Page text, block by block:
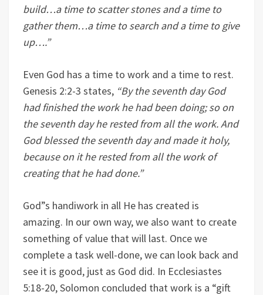
build…a time to scatter stones and a time to
gather them…a time to search and a time to give
up….”
Even God has a time to work and a time to rest.
Genesis 2:2-3 states, “By the seventh day God
had finished the work he had been doing; so on
the seventh day he rested from all the work. And
God blessed the seventh day and made it holy,
because on it he rested from all the work of
creating that he had done.”
God”s handiwork in all He has created is
amazing. In our own way, we also want to create
something of value that will last. Once we
complete a task well-done, we can look back and
see it is good, just as God did. In Ecclesiastes
5:18-20, Solomon concluded that work is a “gift